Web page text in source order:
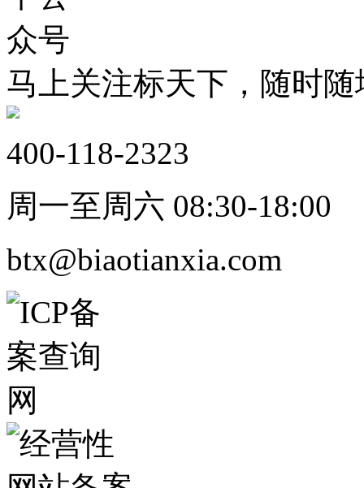
马上关注标天下，随时
400-118-2323
周一至周六 08:30-18:00
btx@biaotianxia.com